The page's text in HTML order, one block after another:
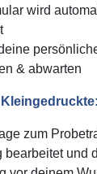
wird
& abwarten
zum
bearbeitet und